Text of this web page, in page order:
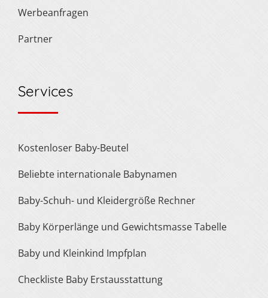
Werbeanfragen
Partner
Services
Kostenloser Baby-Beutel
Beliebte internationale Babynamen
Baby-Schuh- und Kleidergröße Rechner
Baby Körperlänge und Gewichtsmasse Tabelle
Baby und Kleinkind Impfplan
Checkliste Baby Erstausstattung